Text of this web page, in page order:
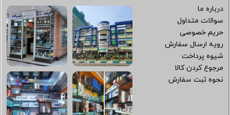
درباره ما
سوالات متداول
حریم خصوصی
رویه ارسال سفارش
شیوه پرداخت
مرجوع کردن کالا
نحوه ثبت سفارش